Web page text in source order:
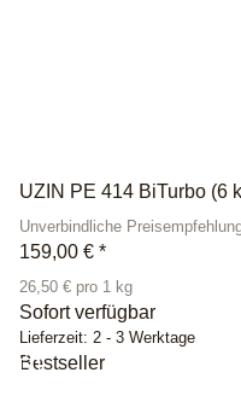
UZIN PE 414 BiTurbo (6
Unverbindliche
159,00 € *
26,50 € pro 1 kg
Sofort verfügbar
Lieferzeit: 2 - 3 Werktage
Bestseller